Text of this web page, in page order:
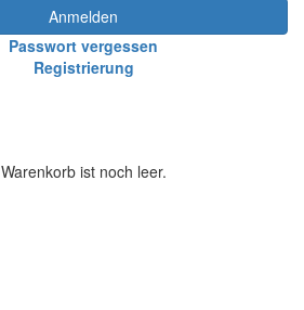
Anmelden
Passwort vergessen
Registrierung
Warenkorb ist noch leer.